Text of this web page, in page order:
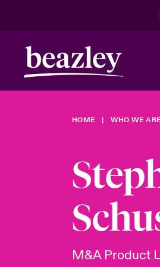
Qui nous sommes
Espace assurés
HOME WHO WE ARE
M&A Product